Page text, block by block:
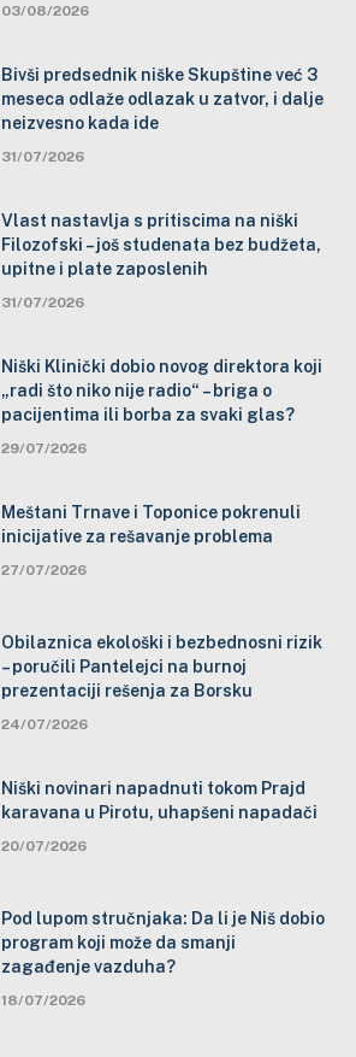
03/08/2026
Bivši predsednik niške Skupštine već 3
meseca odlaže odlazak u zatvor, i dalje
neizvesno kada ide
31/07/2026
Vlast nastavlja s pritiscima na niški
Filozofski – još studenata bez budžeta,
upitne i plate zaposlenih
31/07/2026
Niški Klinički dobio novog direktora koji
„radi što niko nije radio“ – briga o
pacijentima ili borba za svaki glas?
29/07/2026
Meštani Trnave i Toponice pokrenuli
inicijative za rešavanje problema
27/07/2026
Obilaznica ekološki i bezbednosni rizik
– poručili Pantelejci na burnoj
prezentaciji rešenja za Borsku
24/07/2026
Niški novinari napadnuti tokom Prajd
karavana u Pirotu, uhapšeni napadači
20/07/2026
Pod lupom stručnjaka: Da li je Niš dobio
program koji može da smanji
zagađenje vazduha?
18/07/2026